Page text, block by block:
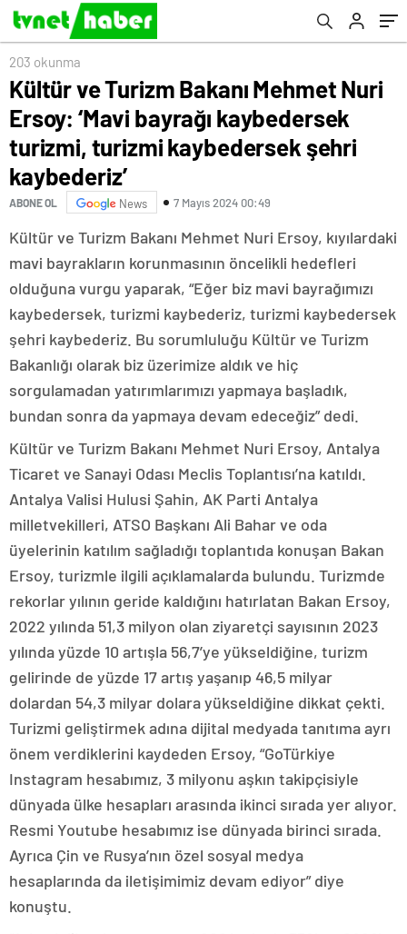
kaybedersek şehri kaybederiz’
203 okunma
Kültür ve Turizm Bakanı Mehmet Nuri
Ersoy: ‘Mavi bayrağı kaybedersek
turizmi, turizmi kaybedersek şehri
kaybederiz’
ABONE OL News 7 Mayıs 2024 00:49
Kültür ve Turizm Bakanı Mehmet Nuri Ersoy, kıyılardaki
mavi bayrakların korunmasının öncelikli hedefleri
olduğuna vurgu yaparak, “Eğer biz mavi bayrağımızı
kaybedersek, turizmi kaybederiz, turizmi kaybedersek
şehri kaybederiz. Bu sorumluluğu Kültür ve Turizm
Bakanlığı olarak biz üzerimize aldık ve hiç
sorgulamadan yatırımlarımızı yapmaya başladık,
bundan sonra da yapmaya devam edeceğiz” dedi.
Kültür ve Turizm Bakanı Mehmet Nuri Ersoy, Antalya
Ticaret ve Sanayi Odası Meclis Toplantısı’na katıldı.
Antalya Valisi Hulusi Şahin, AK Parti Antalya
milletvekilleri, ATSO Başkanı Ali Bahar ve oda
üyelerinin katılım sağladığı toplantıda konuşan Bakan
Ersoy, turizmle ilgili açıklamalarda bulundu. Turizmde
rekorlar yılının geride kaldığını hatırlatan Bakan Ersoy,
2022 yılında 51,3 milyon olan ziyaretçi sayısının 2023
yılında yüzde 10 artışla 56,7’ye yükseldiğine, turizm
gelirinde de yüzde 17 artış yaşanıp 46,5 milyar
dolardan 54,3 milyar dolara yükseldiğine dikkat çekti.
Turizmi geliştirmek adına dijital medyada tanıtıma ayrı
önem verdiklerini kaydeden Ersoy, “GoTürkiye
Instagram hesabımız, 3 milyonu aşkın takipçisiyle
dünyada ülke hesapları arasında ikinci sırada yer alıyor.
Resmi Youtube hesabımız ise dünyada birinci sırada.
Ayrıca Çin ve Rusya’nın özel sosyal medya
hesaplarında da iletişimimiz devam ediyor” diye
konuştu.